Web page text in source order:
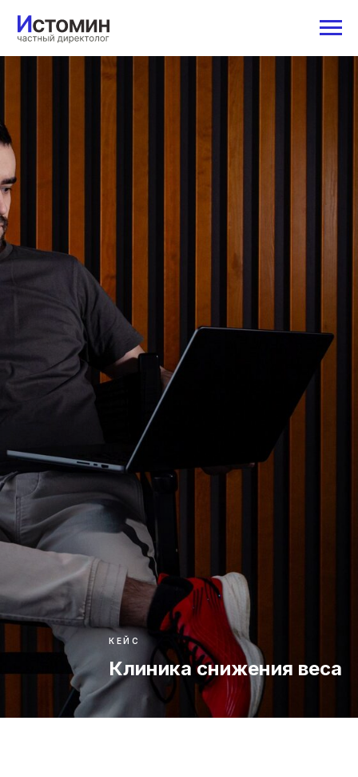
КЕЙС
Клиника снижения веса